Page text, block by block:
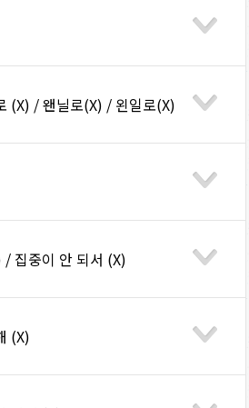
(X) / 왠닐로(X) / 왼일로(X)
집중이 안 되서 (X)
(X)